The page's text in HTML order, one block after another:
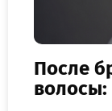
После